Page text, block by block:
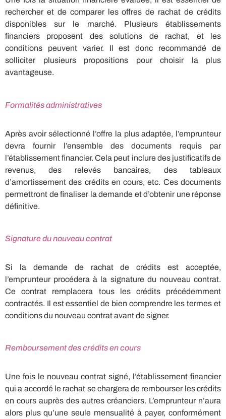
rechercher et de comparer les offres de rachat de crédits
disponibles sur le marché. Plusieurs établissements
financiers proposent des solutions de rachat, et les
conditions peuvent varier. Il est donc recommandé de
solliciter plusieurs propositions pour choisir la plus
avantageuse.
Formalités administratives
Après avoir sélectionné l’offre la plus adaptée, l’emprunteur
devra fournir l’ensemble des documents requis par
l’établissement financier. Cela peut inclure des justificatifs de
revenus, des relevés bancaires, des tableaux
d’amortissement des crédits en cours, etc. Ces documents
permettront de finaliser la demande et d’obtenir une réponse
définitive.
Signature du nouveau contrat
Si la demande de rachat de crédits est acceptée,
l’emprunteur procédera à la signature du nouveau contrat.
Ce contrat remplacera tous les crédits précédemment
contractés. Il est essentiel de bien comprendre les termes et
conditions du nouveau contrat avant de signer.
Remboursement des crédits en cours
Une fois le nouveau contrat signé, l’établissement financier
qui a accordé le rachat se chargera de rembourser les crédits
en cours auprès des autres créanciers. L’emprunteur n’aura
alors plus qu’une seule mensualité à payer, conformément